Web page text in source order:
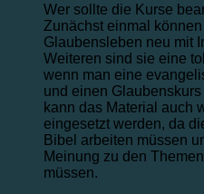
Wer sollte die Kurse
Zunächst einmal
Glaubensleben neu mit
Weiteren sind sie eine
wenn man eine
und einen
kann das Material auch
eingesetzt werden, da
Bibel arbeiten müssen
Meinung zu den
müssen.